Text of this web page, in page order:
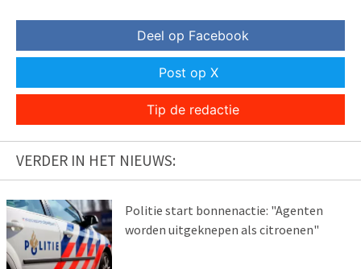
Deel op Facebook
Post op X
Tip de redactie
VERDER IN HET NIEUWS:
Politie start bonnenactie: "Agenten
worden uitgeknepen als citroenen"